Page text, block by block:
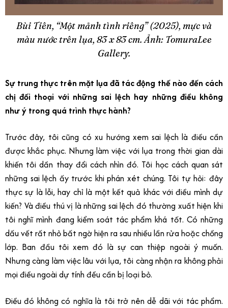
Bùi Tiên, “Một mảnh tình riêng” (2025), mực và
màu nước trên lụa, 83 x 83 cm. Ảnh: TomuraLee
Gallery.
Sự trung thực trên mặt lụa đã tác động thế nào đến cách
chị đối thoại với những sai lệch hay những điều không
như ý trong quá trình thực hành?
Trước đây, tôi cũng có xu hướng xem sai lệch là điều cần
được khắc phục. Nhưng làm việc với lụa trong thời gian dài
khiến tôi dần thay đổi cách nhìn đó. Tôi học cách quan sát
những sai lệch ấy trước khi phán xét chúng. Tôi tự hỏi: đây
thực sự là lỗi, hay chỉ là một kết quả khác với điều mình dự
kiến? Và điều thú vị là những sai lệch đó thường xuất hiện khi
tôi nghĩ mình đang kiểm soát tác phẩm khá tốt. Có những
dấu vết rất nhỏ bất ngờ hiện ra sau nhiều lần rửa hoặc chồng
lớp. Ban đầu tôi xem đó là sự can thiệp ngoài ý muốn.
Nhưng càng làm việc lâu với lụa, tôi càng nhận ra không phải
mọi điều ngoài dự tính đều cần bị loại bỏ.
Điều đó không có nghĩa là tôi trở nên dễ dãi với tác phẩm.